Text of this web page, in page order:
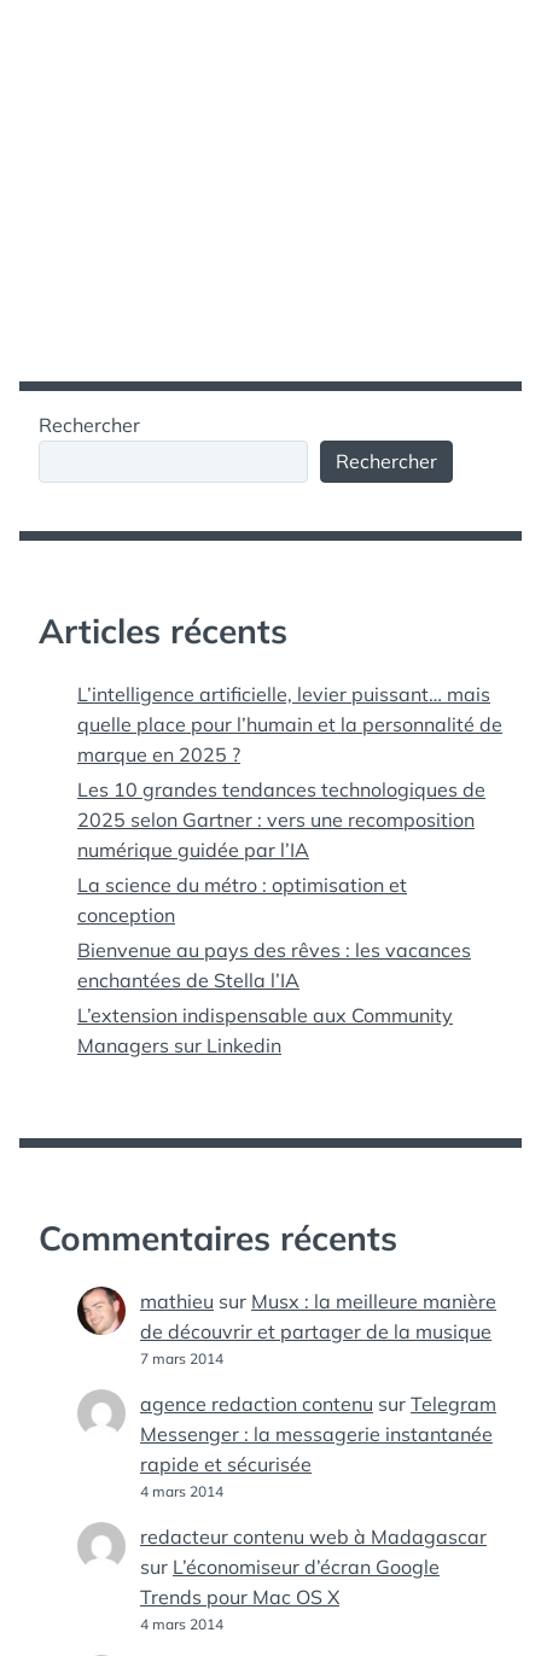
Rechercher
Rechercher
Articles récents
L’intelligence artificielle, levier puissant… mais
quelle place pour l’humain et la personnalité de
marque en 2025 ?
Les 10 grandes tendances technologiques de
2025 selon Gartner : vers une recomposition
numérique guidée par l’IA
La science du métro : optimisation et
conception
Bienvenue au pays des rêves : les vacances
enchantées de Stella l’IA
L’extension indispensable aux Community
Managers sur Linkedin
Commentaires récents
mathieu sur Musx : la meilleure manière
de découvrir et partager de la musique
7 mars 2014
agence redaction contenu sur Telegram
Messenger : la messagerie instantanée
rapide et sécurisée
4 mars 2014
redacteur contenu web à Madagascar
sur L’économiseur d’écran Google
Trends pour Mac OS X
4 mars 2014